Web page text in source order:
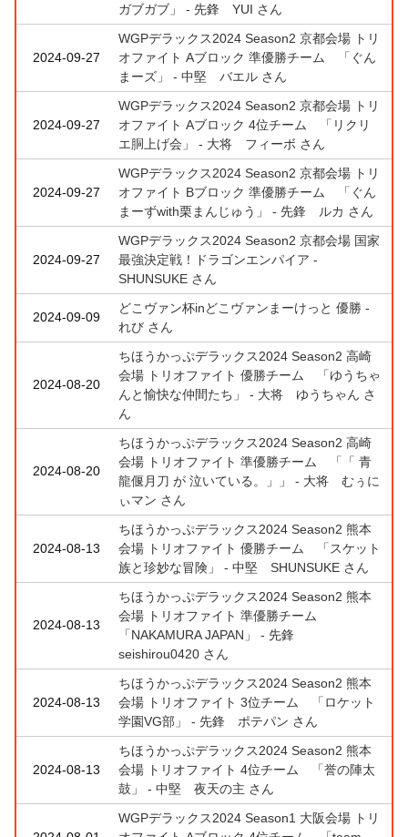
ガブガブ」 - 先鋒 YUI さん
2024-09-27
WGPデラックス2024 Season2 京都会場 トリ
オファイト Aブロック 準優勝チーム 「ぐん
まーズ」 - 中堅 バエル さん
2024-09-27
WGPデラックス2024 Season2 京都会場 トリ
オファイト Aブロック 4位チーム 「リクリ
エ胴上げ会」 - 大将 フィーボ さん
2024-09-27
WGPデラックス2024 Season2 京都会場 トリ
オファイト Bブロック 準優勝チーム 「ぐん
まーずwith栗まんじゅう」 - 先鋒 ルカ さん
2024-09-27
WGPデラックス2024 Season2 京都会場 国家
最強決定戦！ドラゴンエンパイア -
SHUNSUKE さん
2024-09-09
どこヴァン杯inどこヴァンまーけっと 優勝 -
れび さん
2024-08-20
ちほうかっぷデラックス2024 Season2 高崎
会場 トリオファイト 優勝チーム 「ゆうちゃ
んと愉快な仲間たち」 - 大将 ゆうちゃん さ
ん
2024-08-20
ちほうかっぷデラックス2024 Season2 高崎
会場 トリオファイト 準優勝チーム 「「 青
龍偃月刀 が 泣いている。」」 - 大将 むぅに
ぃマン さん
2024-08-13
ちほうかっぷデラックス2024 Season2 熊本
会場 トリオファイト 優勝チーム 「スケット
族と珍妙な冒険」 - 中堅 SHUNSUKE さん
2024-08-13
ちほうかっぷデラックス2024 Season2 熊本
会場 トリオファイト 準優勝チーム
「NAKAMURA JAPAN」 - 先鋒
seishirou0420 さん
2024-08-13
ちほうかっぷデラックス2024 Season2 熊本
会場 トリオファイト 3位チーム 「ロケット
学園VG部」 - 先鋒 ポテパン さん
2024-08-13
ちほうかっぷデラックス2024 Season2 熊本
会場 トリオファイト 4位チーム 「誉の陣太
鼓」 - 中堅 夜天の主 さん
WGPデラックス2024 Season1 大阪会場 トリ